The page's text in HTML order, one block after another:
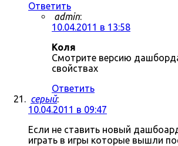
Ответить
admin:
10.04.2011 в 13:58
Коля
Смотрите версию
свойствах
Ответить
серый:
10.04.2011 в 09:47
Если не ставить новый
играть в игры которые вышли